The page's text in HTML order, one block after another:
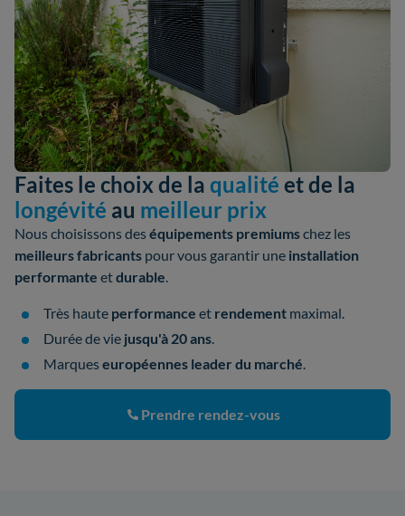
Faites le choix de la qualité et de la
longévité au meilleur prix
Nous choisissons deséquipements premiumschez les
meilleurs fabricants pour vous garantir une installation
performante etdurable.
Très haute performance et rendement maximal.
Durée de vie jusqu'à 20 ans.
Marqueseuropéennes leader du marché.
Prendre rendez-vous